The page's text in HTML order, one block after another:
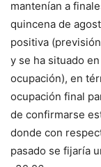
mantenían a
quincena de
positiva
y se ha situado
ocupación), en
ocupación final
de confirmarse
donde con
pasado se fijaría